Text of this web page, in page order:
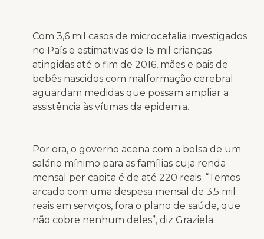
Com 3,6 mil casos de microcefalia investigados
no País e estimativas de 15 mil crianças
atingidas até o fim de 2016, mães e pais de
bebês nascidos com malformação cerebral
aguardam medidas que possam ampliar a
assistência às vítimas da epidemia.
Por ora, o governo acena com a bolsa de um
salário mínimo para as famílias cuja renda
mensal per capita é de até 220 reais. “Temos
arcado com uma despesa mensal de 3,5 mil
reais em serviços, fora o plano de saúde, que
não cobre nenhum deles”, diz Graziela.